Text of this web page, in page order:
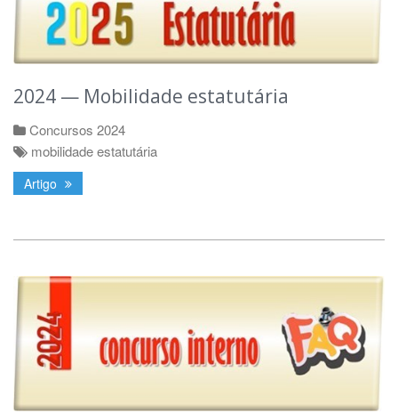
2024 — Mobilidade estatutária
Concursos 2024
mobilidade estatutária
Artigo